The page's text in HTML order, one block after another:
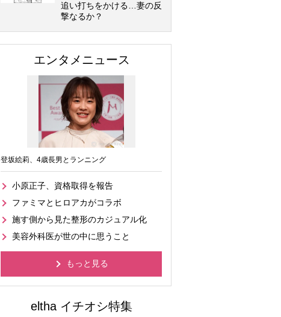
追い打ちをかける…妻の反
撃なるか？
エンタメニュース
登坂絵莉、4歳長男とランニング
小原正子、資格取得を報告
ファミマとヒロアカがコラボ
施す側から見た整形のカジュアル化
美容外科医が世の中に思うこと
もっと見る